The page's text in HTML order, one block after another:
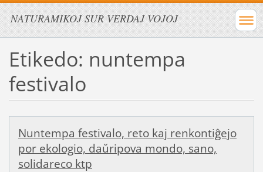
NATURAMIKOJ SUR VERDAJ VOJOJ
Etikedo: nuntempa
festivalo
Nuntempa festivalo, reto kaj renkontiĝejo
por ekologio, daŭripova mondo, sano,
solidareco ktp